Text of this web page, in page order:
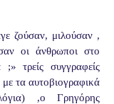
ζούσαν, μιλούσαν ,
οι άνθρωποι στο
τρείς συγγραφείς
τα αυτοβιογραφικά
,ο Γρηγόρης